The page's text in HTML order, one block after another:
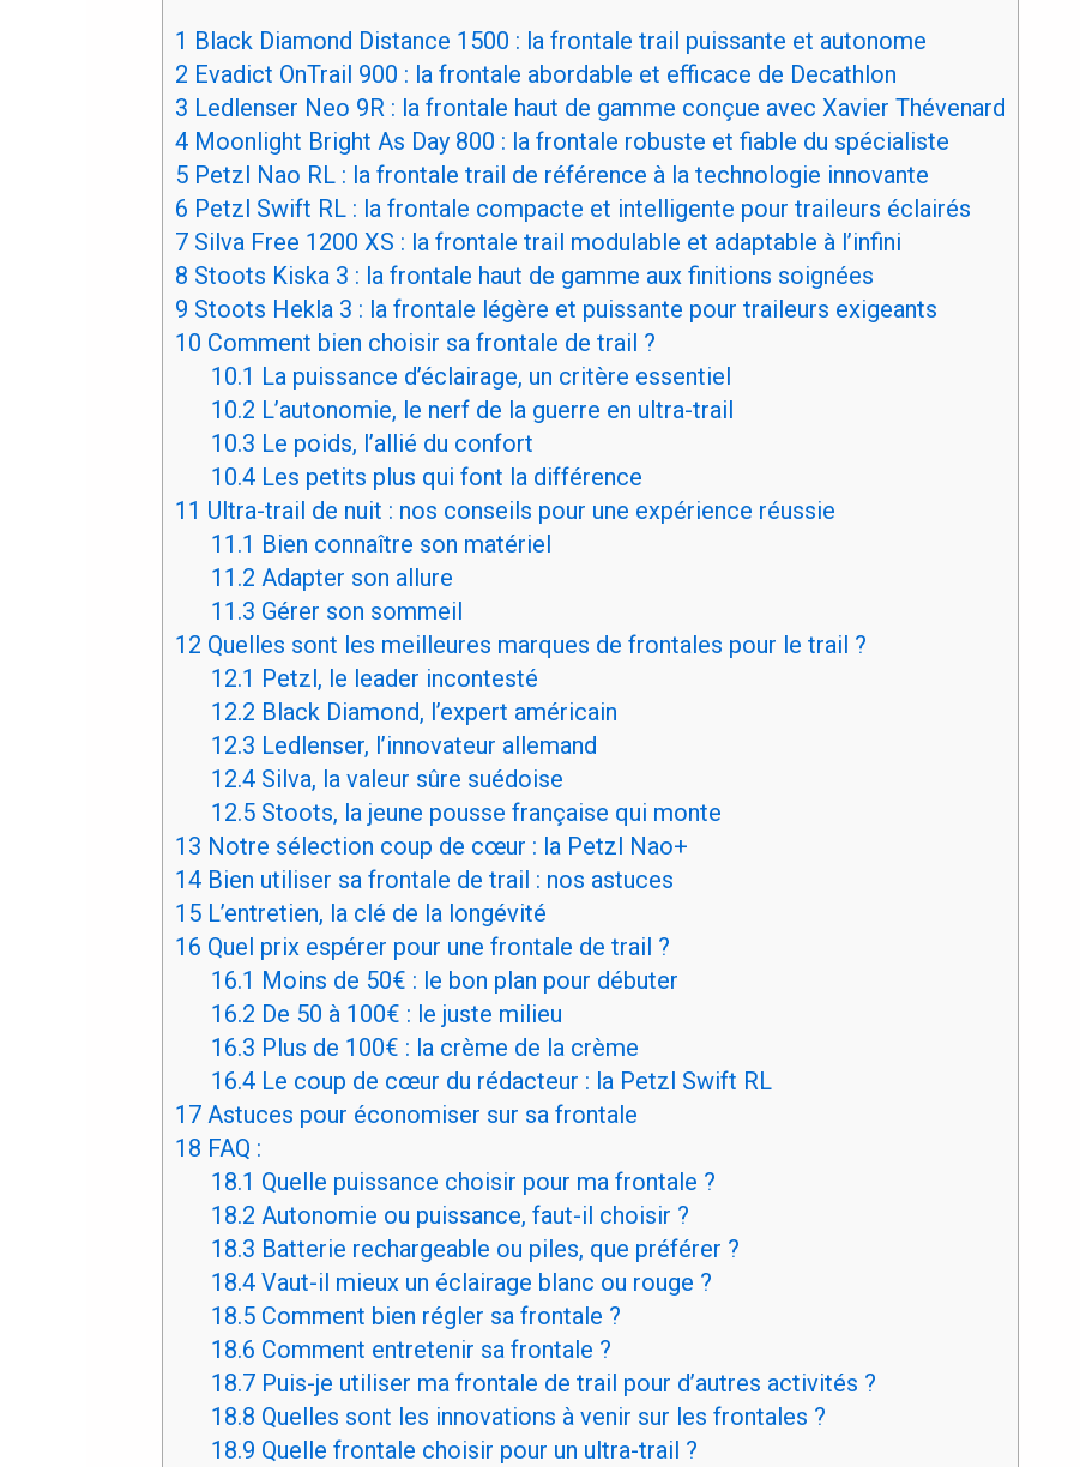
1 Black Diamond Distance 1500 : la frontale trail puissante et autonome
2 Evadict OnTrail 900 : la frontale abordable et efficace de Decathlon
3 Ledlenser Neo 9R : la frontale haut de gamme conçue avec Xavier Thévenard
4Moonlight Bright As Day 800 : la frontale robuste et fiable du spécialiste
5Petzl Nao RL : la frontale trail de référence à la technologie innovante
6 Petzl Swift RL : la frontale compacte et intelligente pour traileurs éclairés
7Silva Free 1200 XS : la frontale trail modulable et adaptable à l’infini
8 Stoots Kiska 3 : la frontale haut de gamme aux finitions soignées
9 Stoots Hekla 3 : la frontale légère et puissante pour traileurs exigeants
10 Comment bien choisir sa frontale de trail ?
10.1 La puissance d’éclairage, un critère essentiel
10.2 L’autonomie, le nerf de la guerre en ultra-trail
10.3 Le poids, l’allié du confort
10.4Les petits plus qui font la différence
11 Ultra-trail de nuit : nos conseils pour une expérience réussie
11.1 Bien connaître son matériel
11.2 Adapter son allure
11.3 Gérer son sommeil
12 Quelles sont les meilleures marques de frontales pour le trail ?
12.1 Petzl, le leader incontesté
12.2 Black Diamond, l’expert américain
12.3 Ledlenser, l’innovateur allemand
12.4Silva, la valeur sûre suédoise
12.5Stoots, la jeune pousse française qui monte
13 Notre sélection coup de cœur : la Petzl Nao+
14Bien utiliser sa frontale de trail : nos astuces
15L’entretien, la clé de la longévité
16 Quel prix espérer pour une frontale de trail ?
16.1 Moins de 50€ : le bon plan pour débuter
16.2 De 50 à 100€ : le juste milieu
16.3 Plus de 100€ : la crème de la crème
16.4Le coup de cœur du rédacteur : la Petzl Swift RL
17Astuces pour économiser sur sa frontale
18 FAQ :
18.1 Quelle puissance choisir pour ma frontale ?
18.2 Autonomie ou puissance, faut-il choisir ?
18.3 Batterie rechargeable ou piles, que préférer ?
18.4Vaut-il mieux un éclairage blanc ou rouge ?
18.5Comment bien régler sa frontale ?
18.6 Comment entretenir sa frontale ?
18.7Puis-je utiliser ma frontale de trail pour d’autres activités ?
18.8 Quelles sont les innovations à venir sur les frontales ?
18.9 Quelle frontale choisir pour un ultra-trail ?